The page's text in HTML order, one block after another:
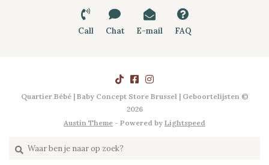
Call Chat E-mail FAQ
Quartier Bébé | Baby Concept Store Brussel | Geboortelijsten ©
2026
Austin Theme - Powered by Lightspeed